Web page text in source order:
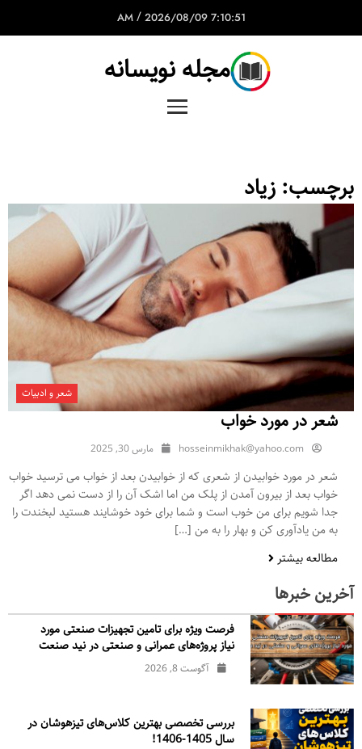
7:10:51 AM
/ 2026/08/09
مجله نویسانه
برچسب: زیاد
شعر و ادبیات
شعر در مورد خواب
hosseinmikhak@yahoo.com مارس 30, 2025
شعر در مورد خوابیدن از شعری که از خوابیدن بعد از خواب می ترسید خواب
خواب بعد از بیرون آمدن از پلک من اما اشک آن را از دست نمی دهد اگر
جدا شویم برای من خوب است و شما برای خود خوشایند هستید لبخندت را
به من یادآوری کن و بهار را به من […]
مطالعه بیشتر
آخرین خبرها
فرصت ویژه برای تامین تجهیزات صنعتی مورد
نیاز پروژه‌های عمرانی و صنعتی در نید صنعت
آگوست 8, 2026
بررسی تخصصی بهترین کلاس‌های تیزهوشان در
سال 1405-1406!